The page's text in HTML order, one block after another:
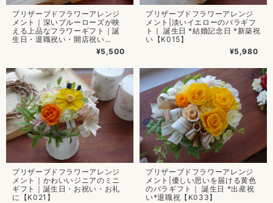
プリザーブドフラワーアレンジ
メント｜深いブルーローズが映
える上品なフラワーギフト｜誕
生日・退職祝い・開店祝い
¥5,500
プリザーブドフラワーアレンジ
メント|淡いイエローのバラギフ
ト｜ 誕生日 *結婚記念日 *新築祝
い【K015】
¥5,980
プリザーブドフラワーアレンジ
メント｜かわいいジニアのミニ
ギフト｜誕生日・お祝い・お礼
に【K021】
プリザーブドフラワーアレンジ
メント|優しい思いを届ける黄色
のバラギフト｜ 誕生日 *出産祝
い*退職祝【K033】